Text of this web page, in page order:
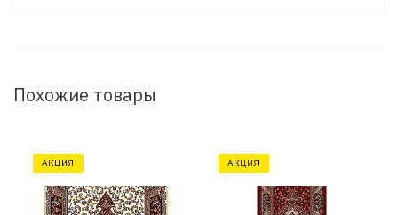
Похожие товары
АКЦИЯ АКЦИЯ